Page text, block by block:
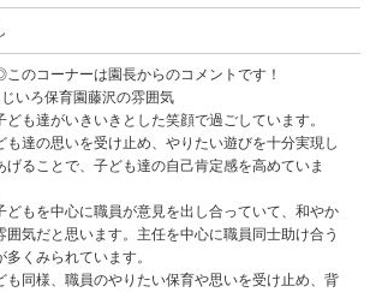
のコーナーは園長からのコメントです！
いろ保育園藤沢の雰囲気
ども達がいきいきとした笑顔で過ごしています。
も達の思いを受け止め、やりたい遊びを十分実現し
げることで、子ども達の自己肯定感を高めていま
どもを中心に職員が意見を出し合っていて、和やか
囲気だと思います。主任を中心に職員同士助け合う
多くみられています。
も同様、職員のやりたい保育や思いを受け止め、背